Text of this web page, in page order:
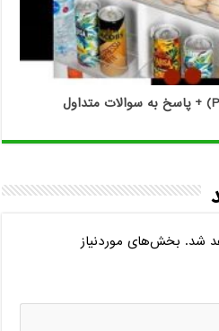
شد. بخش‌های موردنیاز